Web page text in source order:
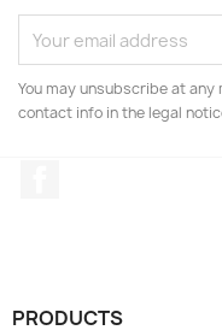
You may unsubscribe at
contact info in the legal
PRODUCTS